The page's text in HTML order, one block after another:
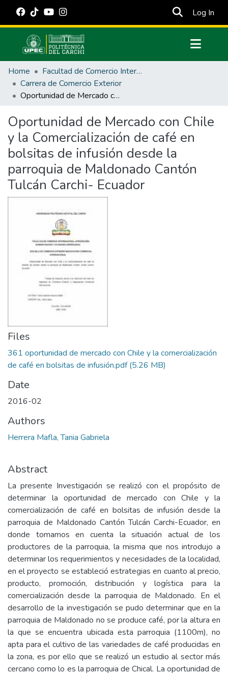
Log In
Communities & Collections
All of DSpace
Statistics
Estadísticas Externas
Manuales
Home
Facultad de Comercio Internacional, Integración, Administración y Economía Empresarial
Carrera de Comercio Exterior
Oportunidad de Mercado con Chile y la Comercialización de café en bolsitas de infusión desde la parroquia de Maldonado Cantón Tulcán Carchi- Ecuador
Oportunidad de Mercado con Chile
y la Comercialización de café en
bolsitas de infusión desde la
parroquia de Maldonado Cantón
Tulcán Carchi- Ecuador
Files
361 oportunidad de mercado con Chile y la comercialización
de café en bolsitas de infusión.pdf(5.26 MB)
Date
2016-02
Authors
Herrera Mafla, Tania Gabriela
Abstract
La presente Investigación se realizó con el propósito de
determinar la oportunidad de mercado con Chile y la
comercialización de café en bolsitas de infusión desde la
parroquia de Maldonado Cantón Tulcán Carchi-Ecuador, en
donde tomamos en cuenta la situación actual de los
productores de la parroquia, la misma que nos introdujo a
determinar los requerimientos y necesidades de la localidad,
en el proyecto se estableció estrategias en cuanto al precio,
producto, promoción, distribución y logística para la
comercialización desde la parroquia de Maldonado. En el
desarrollo de la investigación se pudo determinar que en la
parroquia de Maldonado no se produce café, por la altura en
la que se encuentra ubicada esta parroquia (1100m), no
apta para el cultivo de las variedades de café producidas en
la zona, es por ello que se realizó un estudio al sector más
cercano como lo es la parroquia de Chical. La oportunidad de